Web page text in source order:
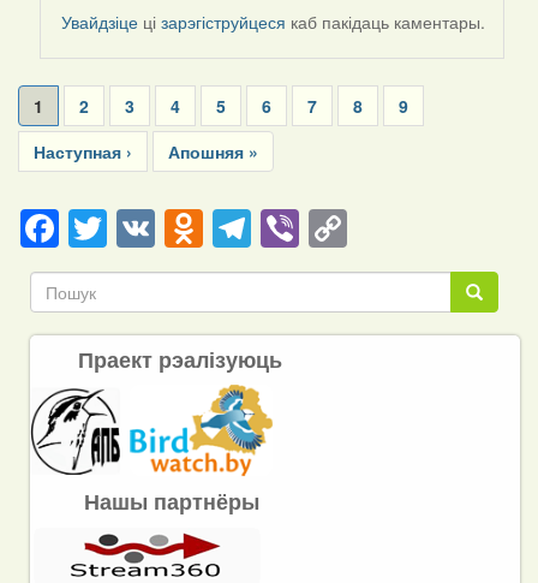
Harrier
Увайдзіце цізарэгіструйцеся каб пакідаць каментары.
Pagination
Current
page
1 Page
2 Page
3 Page
4 Page
5 Page
6 Page
7 Page
8 Page
9
Next
page
Наступная ›
Last
page
Апошняя »
Facebook
Twitter
VKOdnoklassniki
Telegram
ViberCopy
Link Пошук
Пошук
Праект рэалізуюць
Нашы партнёры